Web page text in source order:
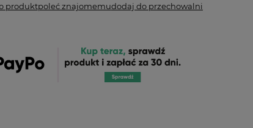
produktpoleć znajomemudodaj do przechowalni